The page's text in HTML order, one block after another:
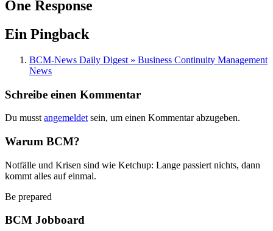
One Response
Ein Pingback
BCM-News Daily Digest » Business Continuity Management
News
Schreibe einen Kommentar
Du musst angemeldet sein, um einen Kommentar abzugeben.
Warum BCM?
Notfälle und Krisen sind wie Ketchup: Lange passiert nichts, dann
kommt alles auf einmal.
Be prepared
BCM Jobboard